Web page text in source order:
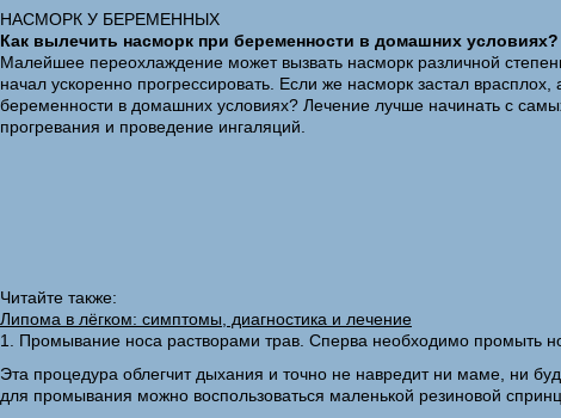
НАСМОРК У БЕРЕМЕННЫХ
Как вылечить насморк при беременности в домашних условиях?
Малейшее переохлаждение может вызвать насморк различной
начал ускоренно прогрессировать. Если же насморк застал
беременности в домашних условиях? Лечение лучше начинать с
прогревания и проведение ингаляций.
Читайте также:
Липома в лёгком: симптомы, диагностика и лечение
1. Промывание носа растворами трав. Сперва необходимо промыть
Эта процедура облегчит дыхания и точно не навредит ни маме, ни
для промывания можно воспользоваться маленькой резиновой